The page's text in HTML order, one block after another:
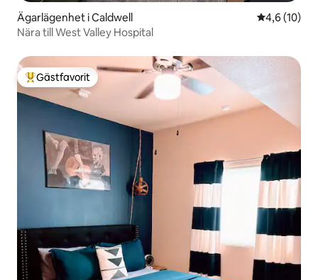
Ägarlägenhet i Caldwell 4,6 av 5 i
4,6 (10)
Nära till West Valley Hospital
Populär gästfavorit
Gästfavorit